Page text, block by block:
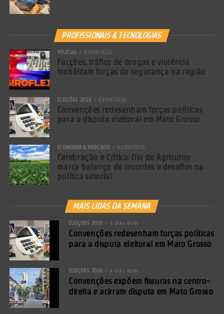
PROFISSIONAIS & TECNOLOGIAS
POLICIAL 03/08/2026
Facções, tráfico de drogas e violência
mobilizam forças de segurança na região
ELEIÇÕES 2026 03/08/2026
Convenções redesenham forças políticas
para a disputa eleitoral em Mato Grosso
ECONOMIA & MERCADO 01/08/2026
Celebração e Crítica: Dia do Agricultor
marca balanço de recordes e desafios na
política setorial
MAIS LIDAS DA SEMANA
ELEIÇÕES 2026 6 dias atrás
Convenções redesenham forças políticas
para a disputa eleitoral em Mato Grosso
ELEIÇÕES 2026 4 dias atrás
Convenções expõem fissuras na centro-
direita e acirram disputa em Mato Grosso